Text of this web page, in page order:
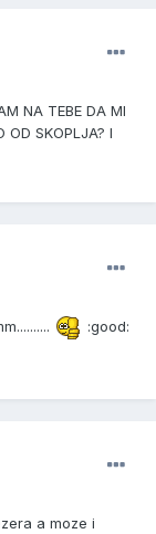
NA TEBE DA MI
OD SKOPLJA? I
:good:
a moze i